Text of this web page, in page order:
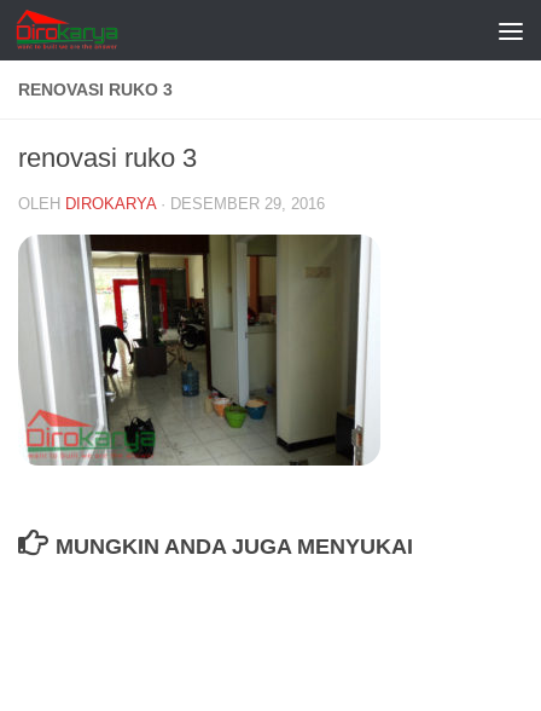
Skip to content
RENOVASI RUKO 3
renovasi ruko 3
OLEH DIROKARYA · DESEMBER 29, 2016
MUNGKIN ANDA JUGA MENYUKAI